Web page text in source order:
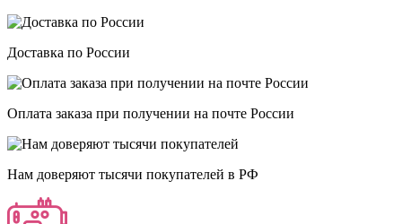
Доставка по России
Оплата заказа при получении на почте России
Нам доверяют тысячи покупателей в РФ